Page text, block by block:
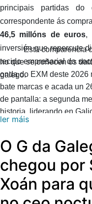
principais partidas do
correspondente ás
46,5 millóns de euros,
inversión que repercute
tecido empresarial do
galego.
Esta comparencia
no que se coñecen os
onda do EXM deste 2026
bate marcas e acada un
de pantalla: a segunda
historia, liderando en
entre as autonómicas.
pública líder en Galicia,
a RNE (51.000). A Radio
medrou case un 20%
segunda onda do EXM do
nos 111.000 oíntes.
ler máis
O G da
chegou por
Xoán para